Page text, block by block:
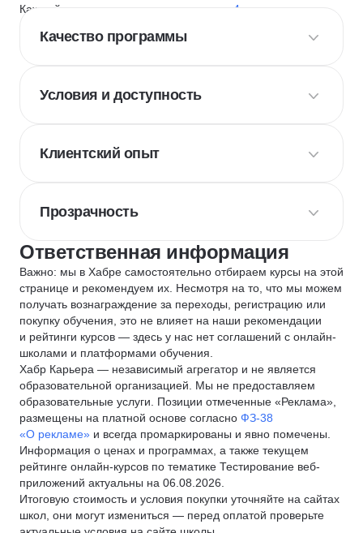
Каждый курс и школу мы оцениваем по
4 критериям
Качество программы
Условия и доступность
Клиентский опыт
Прозрачность
Ответственная информация
Важно: мы в Хабре самостоятельно отбираем курсы на этой
странице и рекомендуем их. Несмотря на то, что мы можем
получать вознаграждение за переходы, регистрацию или
покупку обучения, это не влияет на наши рекомендации
и рейтинги курсов — здесь у нас нет соглашений с онлайн-
школами и платформами обучения.
Хабр Карьера — независимый агрегатор и не является
образовательной организацией. Мы не предоставляем
образовательные услуги. Позиции отмеченные «Реклама»,
размещены на платной основе согласно ФЗ-38
«О рекламе» и всегда промаркированы и явно помечены.
Информация о ценах и программах, а также текущем
рейтинге онлайн-курсов по тематике Тестирование веб-
приложений актуальны на 06.08.2026.
Итоговую стоимость и условия покупки уточняйте на сайтах
школ, они могут измениться — перед оплатой проверьте